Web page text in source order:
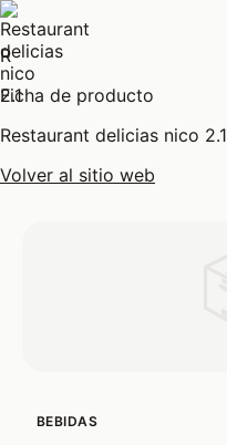
R
Ficha de producto
Restaurant delicias nico 2.1
Volver al sitio web
BEBIDAS